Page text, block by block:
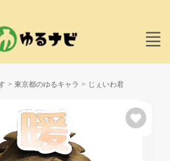
東京都のゆるキャラ じぇいわ君